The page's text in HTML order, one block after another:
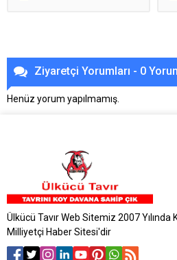
Ziyaretçi Yorumları - 0
Henüz yorum yapılmamış.
Ülkücü Tavır Web Sitemiz 2007
Milliyetçi Haber Sitesi'dir